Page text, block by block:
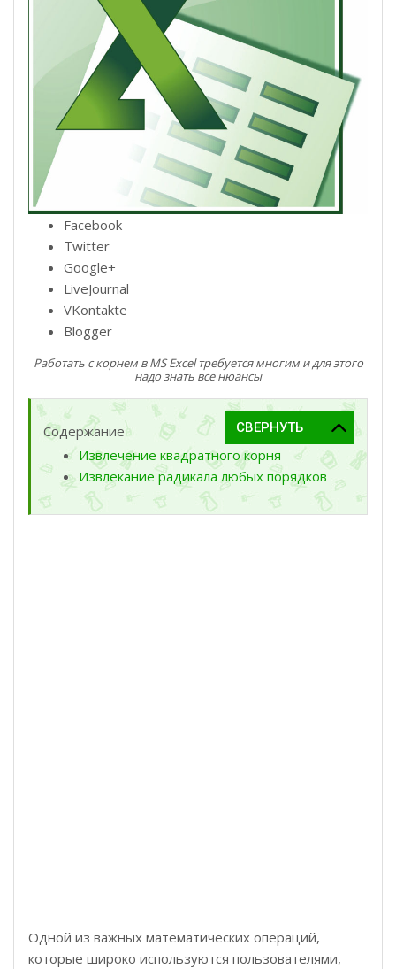
Facebook
Twitter
Google+
LiveJournal
VKontakte
Blogger
Работать с корнем в MS Excel требуется многим и для этого
надо знать все нюансы
Содержание
Извлечение квадратного корня
Извлекание радикала любых порядков
Одной из важных математических операций,
которые широко используются пользователями,